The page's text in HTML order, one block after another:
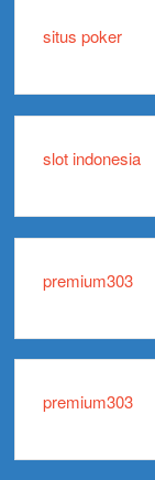
situs poker
slot indonesia
premium303
premium303